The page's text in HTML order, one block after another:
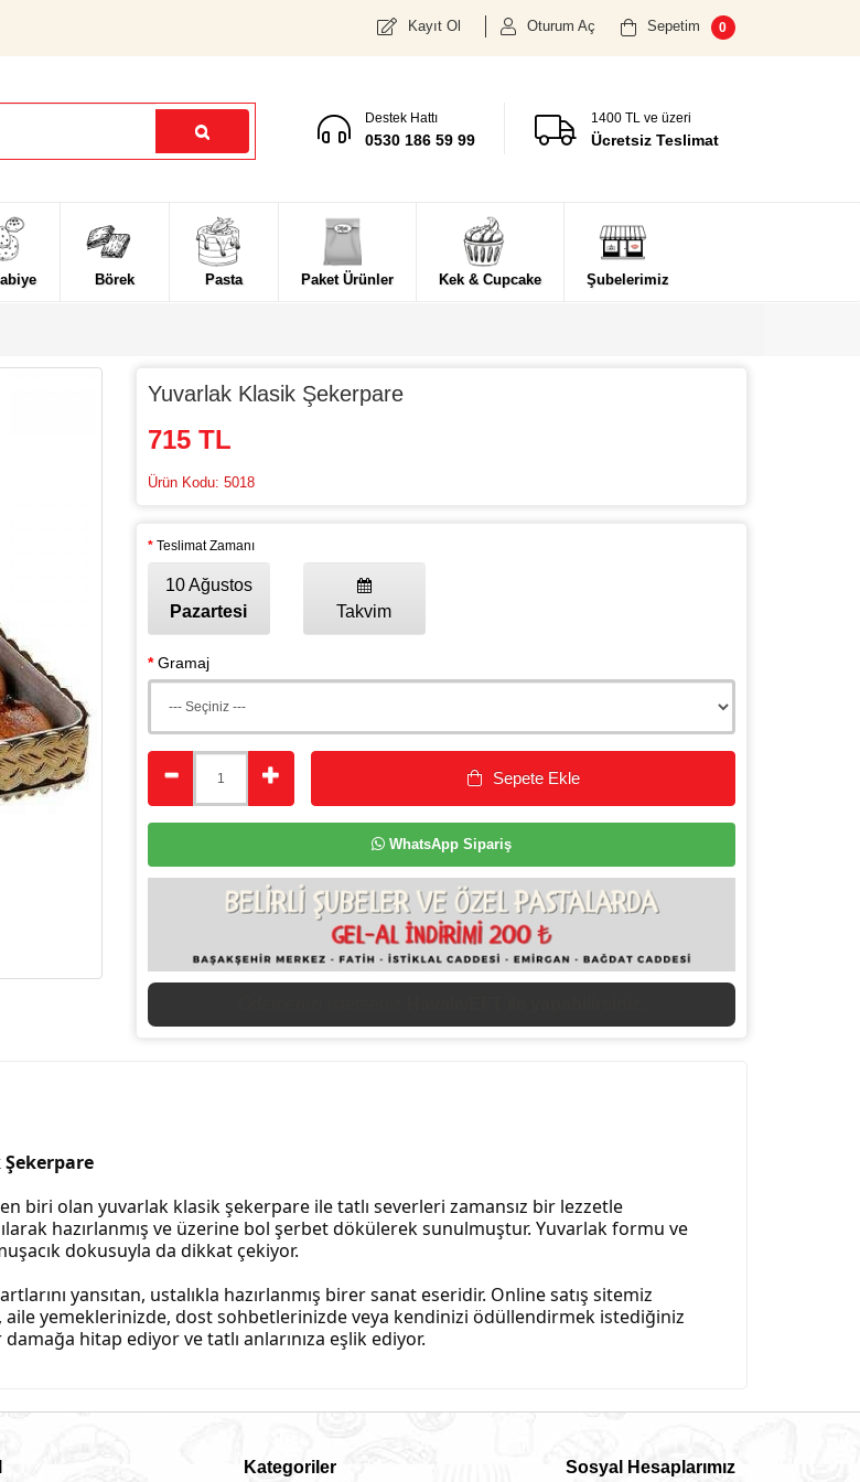
Kayıt Ol Oturum Aç Sepetim 0
Destek Hattı
0530 186 59 99
1400 TL ve üzeri
Ücretsiz Teslimat
Börek Pasta Paket Ürünler Kek & Cupcake Şubelerimiz
Yuvarlak Klasik Şekerpare
715 TL
Ürün Kodu: 5018
Teslimat Zamanı
10 Ağustos
Pazartesi
Takvim
Gramaj
Sepete Ekle
WhatsApp Sipariş
biri olan yuvarlak klasik şekerpare ile tatlı severleri zamansız bir lezzetle
hazırlanmış ve üzerine bol şerbet dökülerek sunulmuştur. Yuvarlak formu ve
dokusuyla da dikkat çekiyor.
yansıtan, ustalıkla hazırlanmış birer sanat eseridir. Online satış sitemiz
yemeklerinizde, dost sohbetlerinizde veya kendinizi ödüllendirmek istediğiniz
hitap ediyor ve tatlı anlarınıza eşlik ediyor.
Kategoriler Sosyal Hesaplarımız